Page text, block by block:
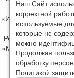
Медиа», ООО
«Издательство
ООО «Диджитал
Рекордс», ООО
«Музыкальный
ДИ ЛЭНД
Щербинская И.
Наш Сайт
корректной
используемые
которые не
можно
Продолжая
обработку
Политикой